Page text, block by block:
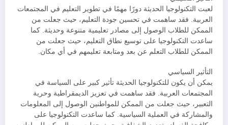
لعبت التكنولوجيا الحديثة دورًا مهمًا في تطوير التعليم في المجتمعات
العربية. فقد ساهمت في تحسين جودة التعليم، حيث جعلت من
الممكن للطلاب الوصول إلى مصادر تعليمية متنوعة وحديثة. كما
ساعدت التكنولوجيا على توسيع نطاق التعليم، حيث جعلت من
الممكن للطلاب التعلم عن بعد ومتابعة تعليمهم في أي مكان.
التأثير السياسي
يمكن أن يكون للتكنولوجيا الحديثة تأثير كبير على السياسة في
المجتمعات العربية. فقد ساهمت في تعزيز الديمقراطية وحرية
التعبير، حيث جعلت من الممكن للمواطنين الوصول إلى المعلومات
والمشاركة في العملية السياسية. كما ساعدت التكنولوجيا على